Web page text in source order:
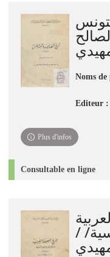
immédiate)
Noms de
Editeur :
Plus d'infos
Consultable en ligne
/